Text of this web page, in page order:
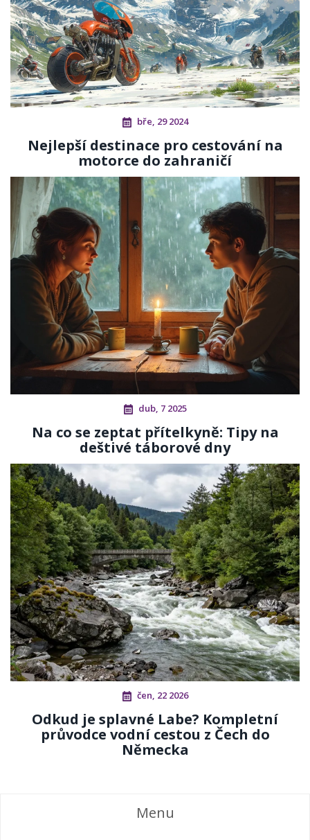
bře, 29 2024
Nejlepší destinace pro cestování na
motorce do zahraničí
dub, 7 2025
Na co se zeptat přítelkyně: Tipy na
deštivé táborové dny
čen, 22 2026
Odkud je splavné Labe? Kompletní
průvodce vodní cestou z Čech do
Německa
Menu